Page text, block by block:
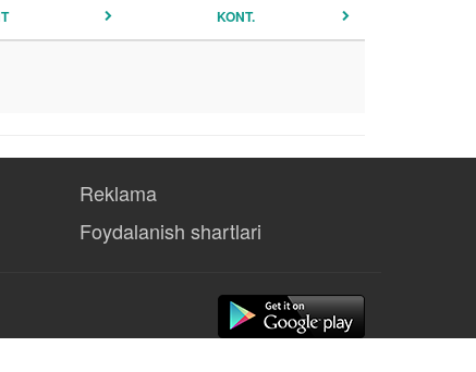
KONT.
Reklama
Foydalanish shartlari